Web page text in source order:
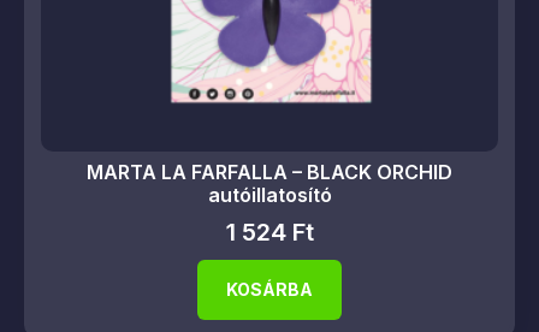
MARTA LA FARFALLA – BLACK ORCHID
autóillatosító
1 524 Ft
KOSÁRBA